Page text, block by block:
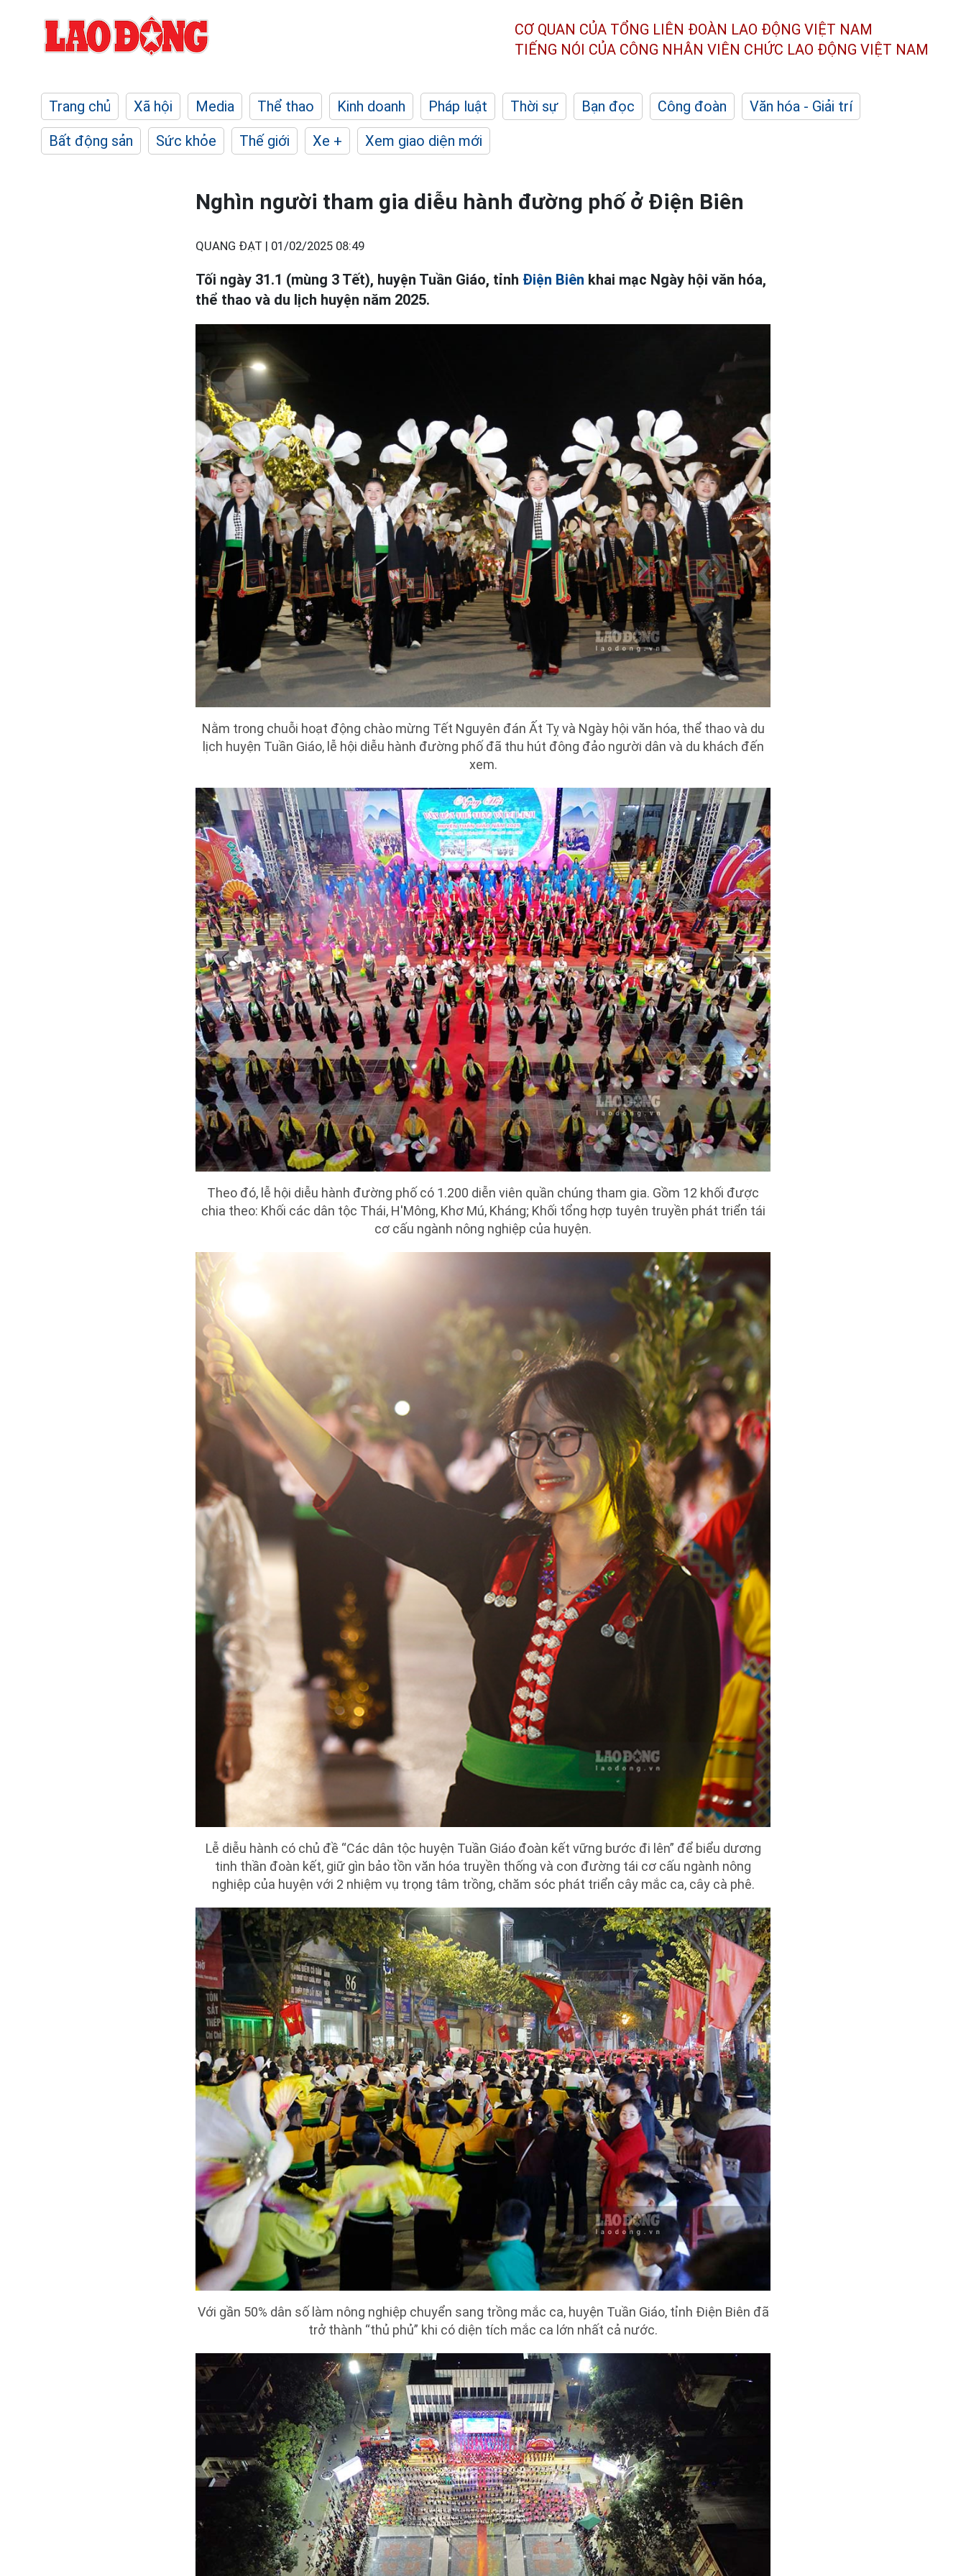
CƠ QUAN CỦA TỔNG LIÊN ĐOÀN LAO ĐỘNG VIỆT NAM
TIẾNG NÓI CỦA CÔNG NHÂN VIÊN CHỨC LAO ĐỘNG VIỆT NAM
Trang chủ Xã hội Media Thể thao Kinh doanh Pháp luật Thời sự Bạn đọc Công đoàn
Văn hóa - Giải trí
Bất động sản
Sức khỏe Thế giới Xe + Xem giao diện mới
Nghìn người tham gia diễu hành đường phố ở Điện Biên
QUANG ĐẠT | 01/02/2025 08:49
Tối ngày 31.1 (mùng 3 Tết), huyện Tuần Giáo, tỉnh Điện Biên khai mạc Ngày hội văn hóa,
thể thao và du lịch huyện năm 2025.
Nằm trong chuỗi hoạt động chào mừng Tết Nguyên đán Ất Tỵ và Ngày hội văn hóa, thể thao và du
lịch huyện Tuần Giáo, lễ hội diễu hành đường phố đã thu hút đông đảo người dân và du khách đến
xem.
Theo đó, lễ hội diễu hành đường phố có 1.200 diễn viên quần chúng tham gia. Gồm 12 khối được
chia theo: Khối các dân tộc Thái, H'Mông, Khơ Mú, Kháng; Khối tổng hợp tuyên truyền phát triển tái
cơ cấu ngành nông nghiệp của huyện.
Lễ diễu hành có chủ đề “Các dân tộc huyện Tuần Giáo đoàn kết vững bước đi lên” để biểu dương
tinh thần đoàn kết, giữ gìn bảo tồn văn hóa truyền thống và con đường tái cơ cấu ngành nông
nghiệp của huyện với 2 nhiệm vụ trọng tâm trồng, chăm sóc phát triển cây mắc ca, cây cà phê.
Với gần 50% dân số làm nông nghiệp chuyển sang trồng mắc ca, huyện Tuần Giáo, tỉnh Điện Biên đã
trở thành “thủ phủ” khi có diện tích mắc ca lớn nhất cả nước.